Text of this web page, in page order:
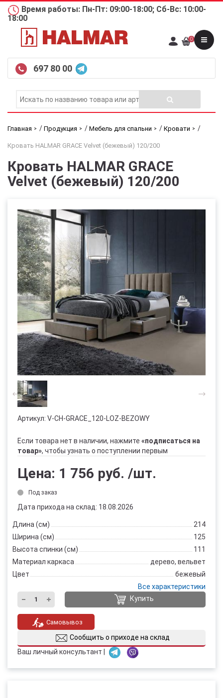
Время работы: Пн-Пт: 09:00-18:00; Сб-Вс: 10:00-
18:00
697 80 00
0
Главная / Продукция / Мебель для спальни / Кровати /
Кровать HALMAR GRACE Velvet (бежевый) 120/200
Кровать HALMAR GRACE
Velvet (бежевый) 120/200
Артикул: V-CH-GRACE_120-LOZ-BEZOWY
Если товара нет в наличии, нажмите «подписаться на
товар», чтобы узнать о поступлении первым
Цена: 1 756 руб. /шт.
Под заказ
Дата прихода на склад: 18.08.2026
Длина (см)
214
Ширина (см)
125
Высота спинки (см)
111
Материал каркаса
дерево, вельвет
Цвет
бежевый
Все характеристики
Купить
Самовывоз
Сообщить о приходе на склад
Ваш личный консультант |